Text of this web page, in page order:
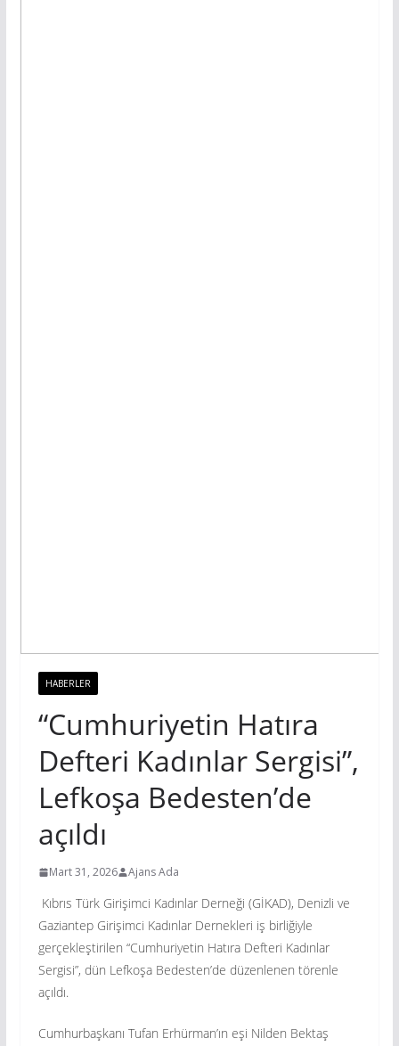
HABERLER
“Cumhuriyetin Hatıra
Defteri Kadınlar Sergisi”,
Lefkoşa Bedesten’de
açıldı
Mart 31, 2026 Ajans Ada
Kıbrıs Türk Girişimci Kadınlar Derneği (GİKAD), Denizli ve
Gaziantep Girişimci Kadınlar Dernekleri iş birliğiyle
gerçekleştirilen “Cumhuriyetin Hatıra Defteri Kadınlar
Sergisi”, dün Lefkoşa Bedesten’de düzenlenen törenle
açıldı.
Cumhurbaşkanı Tufan Erhürman’ın eşi Nilden Bektaş